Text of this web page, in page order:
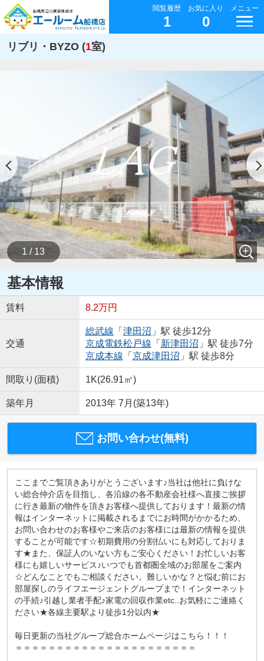
閲覧履歴
1
お気に入り
0
メニュー
リブリ・BYZO (1室)
1 / 13
基本情報
賃料 8.2万円
交通
総武線 「 津田沼 」駅 徒歩12分
京成電鉄松戸線 「 新津田沼 」駅 徒歩7分
京成本線 「 京成津田沼 」駅 徒歩8分
間取り(面積) 1K(26.91㎡)
築年月 2013年 7月(築13年)
お問い合わせ(無料)
ここまでご覧頂きありがとうございます♪当社は他社に負けな
い総合仲介店を目指し、各沿線の各不動産会社様へ直接ご挨拶
に行き最新の物件を頂きお客様へ提供しております！最新の情
報はインターネットに掲載されるまでにお時間がかかるため、
お問い合わせのお客様やご来店のお客様には最新の情報を提供
することが可能です☆初期費用の分割払いにも対応しておりま
す★また、保証人のいない方もご安心ください！お忙しいお客
様にも嬉しいサービス♪いつでも首都圏全域のお部屋をご案内
☆どんなことでもご相談ください。難しいかな？と悩む前にお
部屋探しのライフエージェントグループまで！インターネット
の手続♪引越し業者手配♪家電の回収作業etc..お気軽にご連絡く
ださい★各線主要駅より徒歩1分以内★
毎日更新の当社グループ総合ホームページはこちら！！！
＝＝＝＝＝＝＝＝＝＝＝＝＝＝＝＝＝＝＝＝＝＝